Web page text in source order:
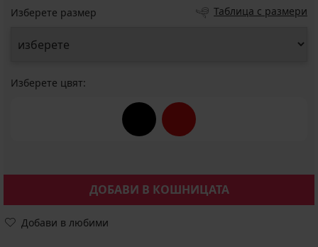
Изберете размер Таблица с размери
Изберете цвят:
ДОБАВИ В КОШНИЦАТА
Добави в любими